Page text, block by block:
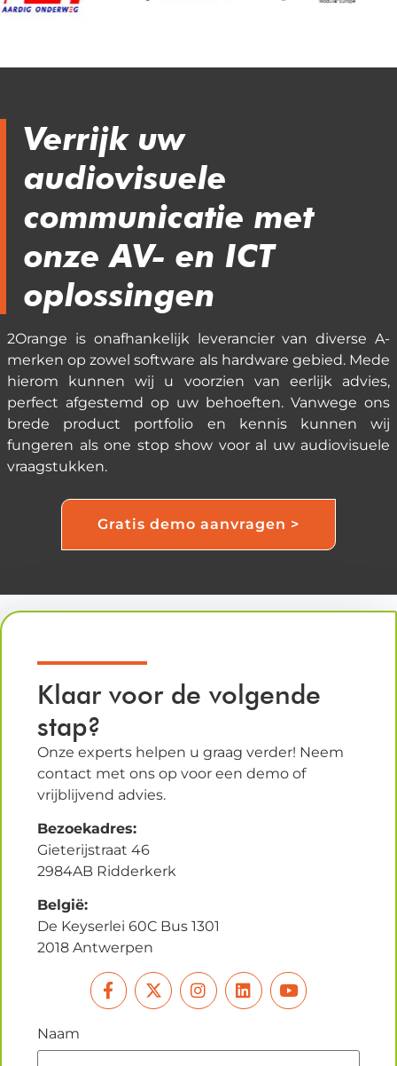
Verrijk uw
audiovisuele
communicatie met
onze AV- en ICT
oplossingen
2Orange is onafhankelijk leverancier van diverse A-
merken op zowel software als hardware gebied. Mede
hierom kunnen wij u voorzien van eerlijk advies,
perfect afgestemd op uw behoeften. Vanwege ons
brede product portfolio en kennis kunnen wij
fungeren als one stop show voor al uw audiovisuele
vraagstukken.
Gratis demo aanvragen >
Klaar voor de volgende
stap?
Onze experts helpen u graag verder! Neem
contact met ons op voor een demo of
vrijblijvend advies.
Bezoekadres:
Gieterijstraat 46
2984AB Ridderkerk
België:
De Keyserlei 60C Bus 1301
2018 Antwerpen
Naam